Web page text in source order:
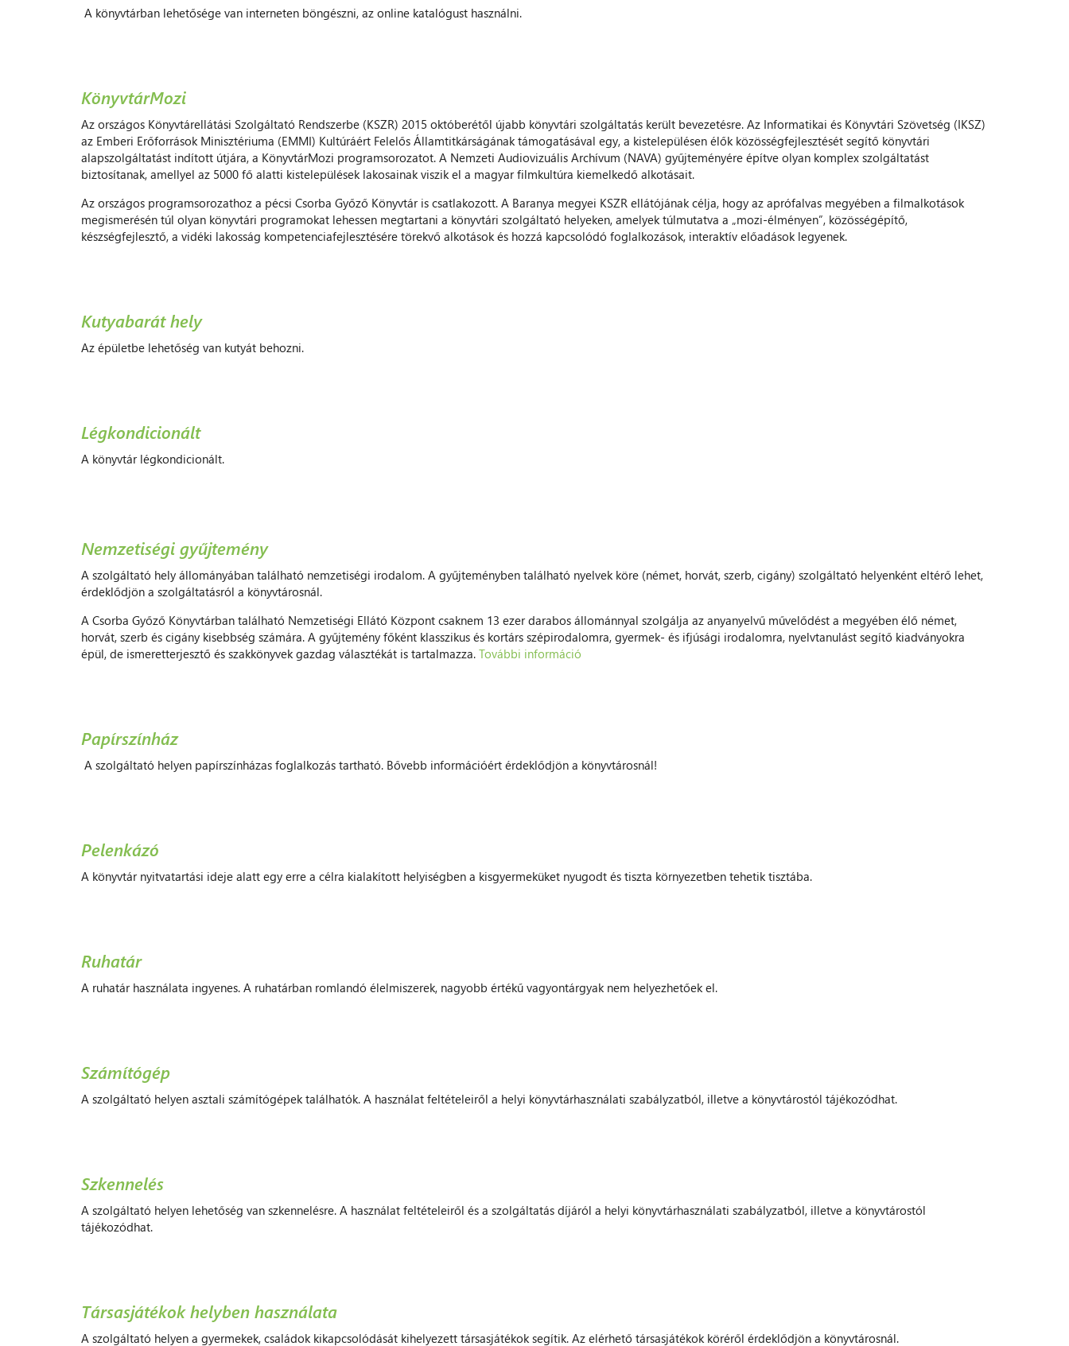
A könyvtárban lehetősége van interneten böngészni, az online katalógust használni.
KönyvtárMozi
Az országos Könyvtárellátási Szolgáltató Rendszerbe (KSZR) 2015 októberétől újabb könyvtári szolgáltatás került bevezetésre. Az Informatikai és Könyvtári Szövetség (IKSZ)
az Emberi Erőforrások Minisztériuma (EMMI) Kultúráért Felelős Államtitkárságának támogatásával egy, a kistelepülésen élők közösségfejlesztését segítő könyvtári
alapszolgáltatást indított útjára, a KönyvtárMozi programsorozatot. A Nemzeti Audiovizuális Archívum (NAVA) gyűjteményére építve olyan komplex szolgáltatást
biztosítanak, amellyel az 5000 fő alatti kistelepülések lakosainak viszik el a magyar filmkultúra kiemelkedő alkotásait.
Az országos programsorozathoz a pécsi Csorba Győző Könyvtár is csatlakozott. A Baranya megyei KSZR ellátójának célja, hogy az aprófalvas megyében a filmalkotások
megismerésén túl olyan könyvtári programokat lehessen megtartani a könyvtári szolgáltató helyeken, amelyek túlmutatva a „mozi-élményen”, közösségépítő,
készségfejlesztő, a vidéki lakosság kompetenciafejlesztésére törekvő alkotások és hozzá kapcsolódó foglalkozások, interaktív előadások legyenek.
Kutyabarát hely
Az épületbe lehetőség van kutyát behozni.
Légkondicionált
A könyvtár légkondicionált.
Nemzetiségi gyűjtemény
A szolgáltató hely állományában található nemzetiségi irodalom. A gyűjteményben található nyelvek köre (német, horvát, szerb, cigány) szolgáltató helyenként eltérő lehet,
érdeklődjön a szolgáltatásról a könyvtárosnál.
A Csorba Győző Könyvtárban található Nemzetiségi Ellátó Központ csaknem 13 ezer darabos állománnyal szolgálja az anyanyelvű művelődést a megyében élő német,
horvát, szerb és cigány kisebbség számára. A gyűjtemény főként klasszikus és kortárs szépirodalomra, gyermek- és ifjúsági irodalomra, nyelvtanulást segítő kiadványokra
épül, de ismeretterjesztő és szakkönyvek gazdag választékát is tartalmazza. További információ
Papírszínház
A szolgáltató helyen papírszínházas foglalkozás tartható. Bővebb információért érdeklődjön a könyvtárosnál!
Pelenkázó
A könyvtár nyitvatartási ideje alatt egy erre a célra kialakított helyiségben a kisgyermeküket nyugodt és tiszta környezetben tehetik tisztába.
Ruhatár
A ruhatár használata ingyenes. A ruhatárban romlandó élelmiszerek, nagyobb értékű vagyontárgyak nem helyezhetőek el.
Számítógép
A szolgáltató helyen asztali számítógépek találhatók. A használat feltételeiről a helyi könyvtárhasználati szabályzatból, illetve a könyvtárostól tájékozódhat.
Szkennelés
A szolgáltató helyen lehetőség van szkennelésre. A használat feltételeiről és a szolgáltatás díjáról a helyi könyvtárhasználati szabályzatból, illetve a könyvtárostól
tájékozódhat.
Társasjátékok helyben használata
A szolgáltató helyen a gyermekek, családok kikapcsolódását kihelyezett társasjátékok segítik. Az elérhető társasjátékok köréről érdeklődjön a könyvtárosnál.